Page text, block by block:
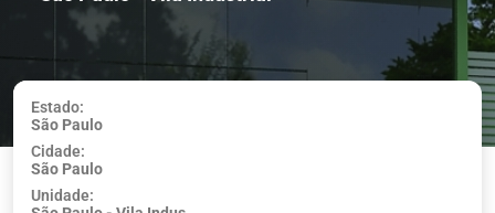
Usar minha
localização
Estado:
São Paulo
Cidade:
São Paulo
Unidade: